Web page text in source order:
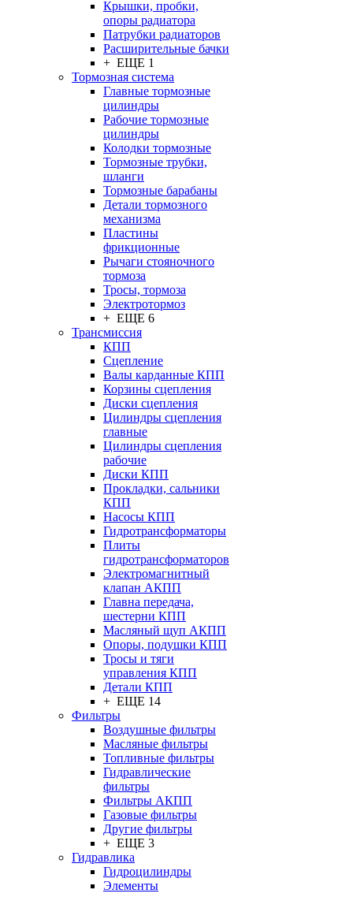
Крышки, пробки,
опоры радиатора
Патрубки радиаторов
Расширительные бачки
+ ЕЩЕ 1
Тормозная система
Главные тормозные
цилиндры
Рабочие тормозные
цилиндры
Колодки тормозные
Тормозные трубки,
шланги
Тормозные барабаны
Детали тормозного
механизма
Пластины
фрикционные
Рычаги стояночного
тормоза
Тросы, тормоза
Электротормоз
+ ЕЩЕ 6
Трансмиссия
КПП
Сцепление
Валы карданные КПП
Корзины сцепления
Диски сцепления
Цилиндры сцепления
главные
Цилиндры сцепления
рабочие
Диски КПП
Прокладки, сальники
КПП
Насосы КПП
Гидротрансформаторы
Плиты
гидротрансформаторов
Электромагнитный
клапан АКПП
Главна передача,
шестерни КПП
Масляный щуп АКПП
Опоры, подушки КПП
Тросы и тяги
управления КПП
Детали КПП
+ ЕЩЕ 14
Фильтры
Воздушные фильтры
Масляные фильтры
Топливные фильтры
Гидравлические
фильтры
Фильтры АКПП
Газовые фильтры
Другие фильтры
+ ЕЩЕ 3
Гидравлика
Гидроцилиндры
Элементы